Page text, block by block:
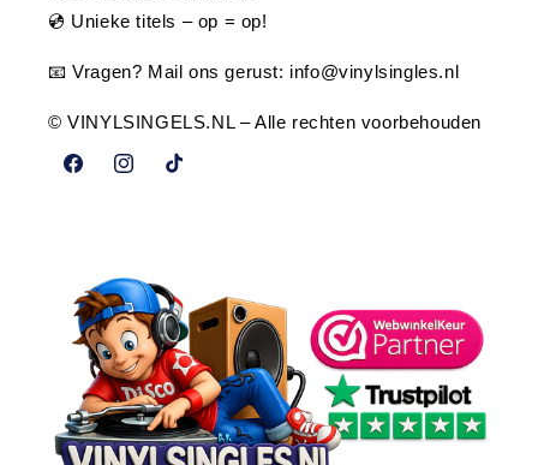
💿 Unieke titels – op = op!
📧 Vragen? Mail ons gerust: info@vinylsingles.nl
© VINYLSINGELS.NL – Alle rechten voorbehouden
FacebookInstagramTikTok